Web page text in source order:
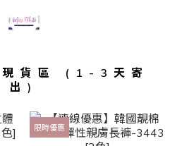
貨區 (1-3天寄
出)
限時優惠